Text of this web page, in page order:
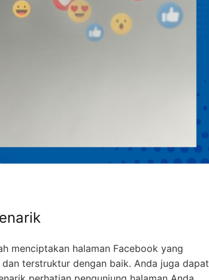
menciptakan halaman Facebook yang
terstruktur dengan baik. Anda juga dapat